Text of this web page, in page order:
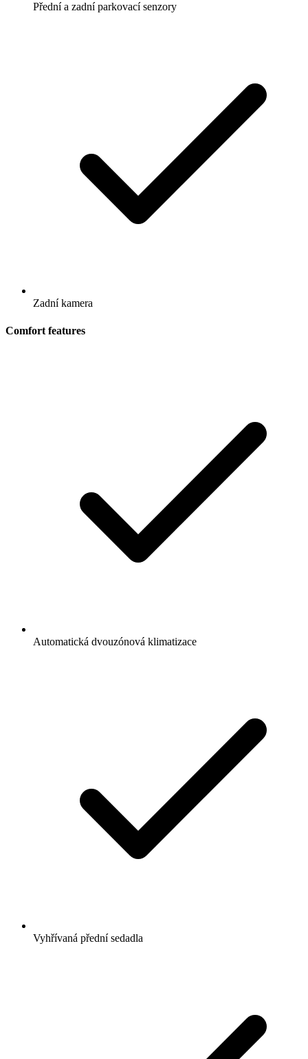
Přední a zadní parkovací senzory
Zadní kamera
Comfort features
Automatická dvouzónová klimatizace
Vyhřívaná přední sedadla